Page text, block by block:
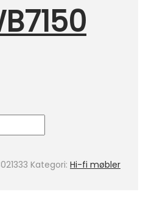
Kategori: Hi-fi møbler